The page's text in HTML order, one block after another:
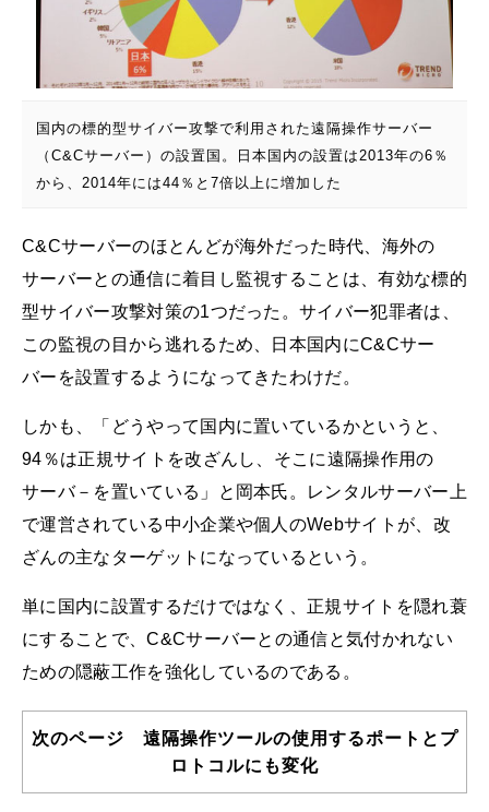
国内の標的型サイバー攻撃で利用された遠隔操作サーバー
（C&Cサーバー）の設置国。日本国内の設置は2013年の6％
から、2014年には44％と7倍以上に増加した
C&Cサーバーのほとんどが海外だった時代、海外の
サーバーとの通信に着目し監視することは、有効な標的
型サイバー攻撃対策の1つだった。サイバー犯罪者は、
この監視の目から逃れるため、日本国内にC&Cサー
バーを設置するようになってきたわけだ。
しかも、「どうやって国内に置いているかというと、
94％は正規サイトを改ざんし、そこに遠隔操作用の
サーバ－を置いている」と岡本氏。レンタルサーバー上
で運営されている中小企業や個人のWebサイトが、改
ざんの主なターゲットになっているという。
単に国内に設置するだけではなく、正規サイトを隠れ蓑
にすることで、C&Cサーバーとの通信と気付かれない
ための隠蔽工作を強化しているのである。
次のページ 遠隔操作ツールの使用するポートとプ
ロトコルにも変化